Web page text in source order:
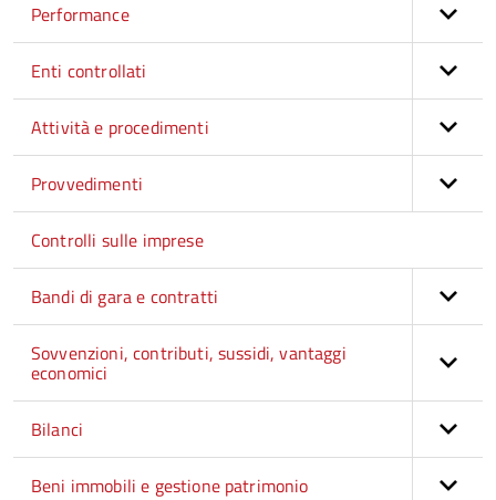
Performance
Enti controllati
Attività e procedimenti
Provvedimenti
Controlli sulle imprese
Bandi di gara e contratti
Sovvenzioni, contributi, sussidi, vantaggi
economici
Bilanci
Beni immobili e gestione patrimonio